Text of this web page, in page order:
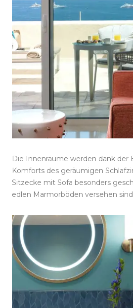
Die Innenräume werden dank der
Komforts des geräumigen
Sitzecke mit Sofa besonders
edlen Marmorböden versehen